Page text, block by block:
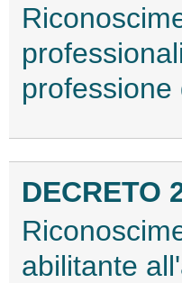
DECRETO
abilitante